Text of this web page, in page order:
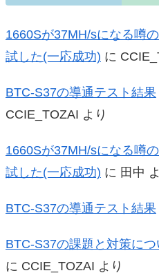
1660Sが37MH/sになる噂
試した(一応成功) に
BTC-S37の導通テスト結果
CCIE_TOZAI より
1660Sが37MH/sになる噂
試した(一応成功) に 田中
BTC-S37の導通テスト結果
BTC-S37の課題と対策につ
に CCIE_TOZAI より